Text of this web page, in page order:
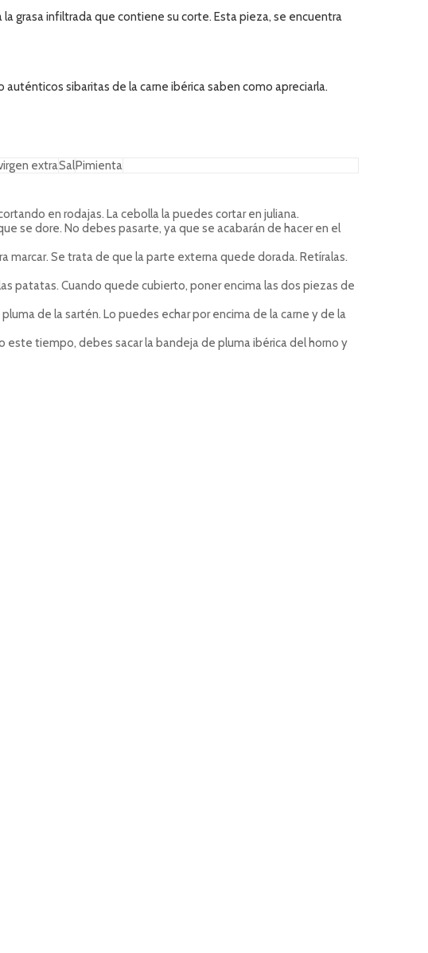
grasa infiltrada que contiene su corte. Esta pieza, se encuentra
sibaritas de la carne ibérica saben como apreciarla.
extraSalPimienta
en rodajas. La cebolla la puedes cortar en juliana.
se dore. No debes pasarte, ya que se acabarán de hacer en el
marcar. Se trata de que la parte externa quede dorada. Retíralas.
patatas. Cuando quede cubierto, poner encima las dos piezas de
de la sartén. Lo puedes echar por encima de la carne y de la
tiempo, debes sacar la bandeja de pluma ibérica del horno y